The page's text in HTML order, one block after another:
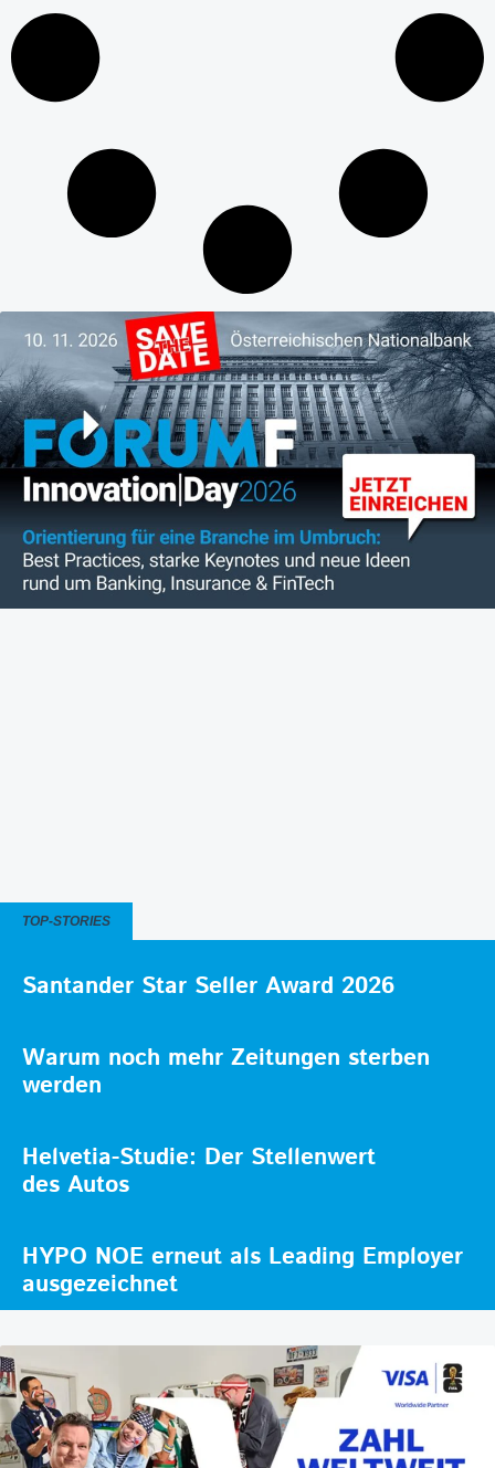
TOP-STORIES
Santander Star Seller Award 2026
Warum noch mehr Zeitungen sterben
werden
Helvetia-Studie: Der Stellenwert
des Autos
HYPO NOE erneut als Leading Employer
ausgezeichnet